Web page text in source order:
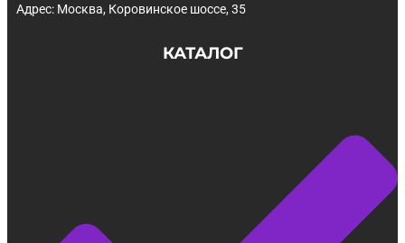
Адрес: Москва, Коровинское шоссе, 35
КАТАЛОГ